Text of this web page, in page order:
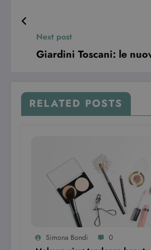
Next post
Giardini Toscani: le
RELATED POSTS
Simona Bondi 0